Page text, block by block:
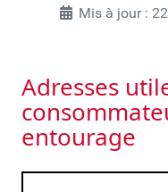
Mis à jour :
Adresses
entourage